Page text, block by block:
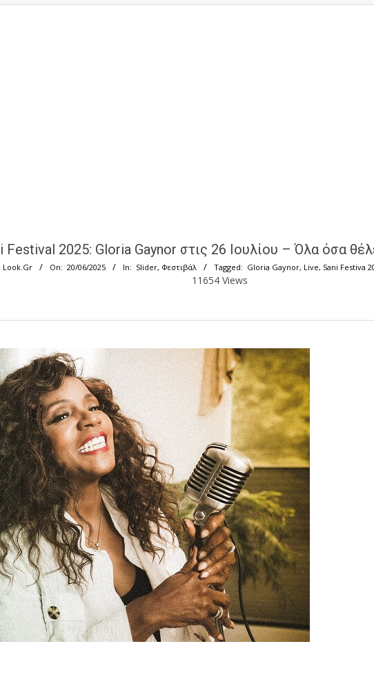
Festival 2025: Gloria Gaynor στις 26 Ιουλίου – Όλα όσα
Look.Gr On: 20/06/2025 In: Slider, Φεστιβάλ Tagged: Gloria Gaynor, Live, Sani Festiva
11654 Views